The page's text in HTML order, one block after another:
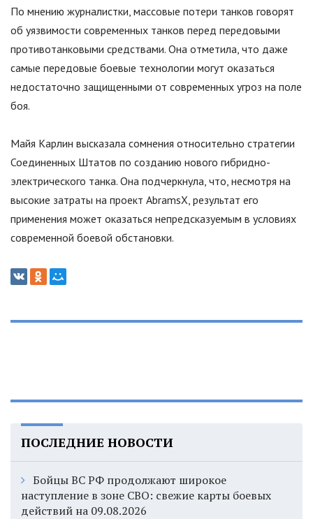
По мнению журналистки, массовые потери танков говорят
об уязвимости современных танков перед передовыми
противотанковыми средствами. Она отметила, что даже
самые передовые боевые технологии могут оказаться
недостаточно защищенными от современных угроз на поле
боя.
Майя Карлин высказала сомнения относительно стратегии
Соединенных Штатов по созданию нового гибридно-
электрического танка. Она подчеркнула, что, несмотря на
высокие затраты на проект AbramsX, результат его
применения может оказаться непредсказуемым в условиях
современной боевой обстановки.
ПОСЛЕДНИЕ НОВОСТИ
Бойцы ВС РФ продолжают широкое
наступление в зоне СВО: свежие карты боевых
действий на 09.08.2026